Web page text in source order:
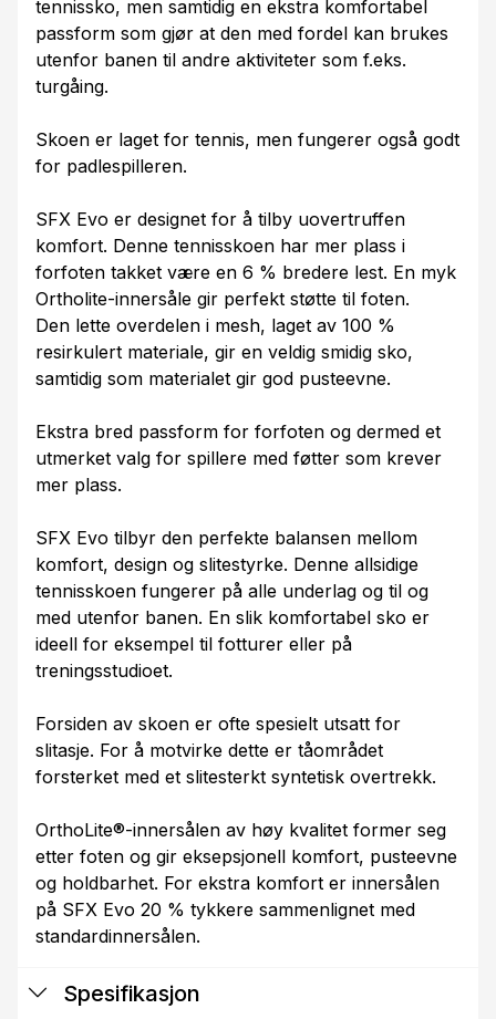
tennissko, men samtidig en ekstra komfortabel
passform som gjør at den med fordel kan brukes
utenfor banen til andre aktiviteter som f.eks.
turgåing.
Skoen er laget for tennis, men fungerer også godt
for padlespilleren.
SFX Evo er designet for å tilby uovertruffen
komfort. Denne tennisskoen har mer plass i
forfoten takket være en 6 % bredere lest. En myk
Ortholite-innersåle gir perfekt støtte til foten.
Den lette overdelen i mesh, laget av 100 %
resirkulert materiale, gir en veldig smidig sko,
samtidig som materialet gir god pusteevne.
Ekstra bred passform for forfoten og dermed et
utmerket valg for spillere med føtter som krever
mer plass.
SFX Evo tilbyr den perfekte balansen mellom
komfort, design og slitestyrke. Denne allsidige
tennisskoen fungerer på alle underlag og til og
med utenfor banen. En slik komfortabel sko er
ideell for eksempel til fotturer eller på
treningsstudioet.
Forsiden av skoen er ofte spesielt utsatt for
slitasje. For å motvirke dette er tåområdet
forsterket med et slitesterkt syntetisk overtrekk.
OrthoLite®-innersålen av høy kvalitet former seg
etter foten og gir eksepsjonell komfort, pusteevne
og holdbarhet. For ekstra komfort er innersålen
på SFX Evo 20 % tykkere sammenlignet med
standardinnersålen.
Spesifikasjon